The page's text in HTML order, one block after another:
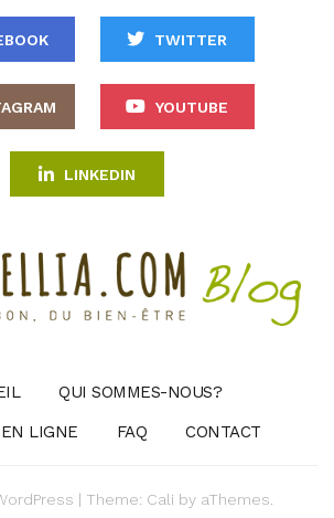
TWITTER
YOUTUBE
LINKEDIN
QUI SOMMES-NOUS?
LIGNE
FAQ CONTACT
| Theme: Cali by aThemes.